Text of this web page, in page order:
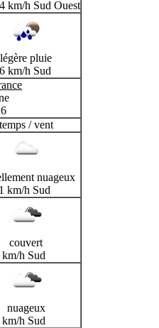
km/h Sud Ouest
légère pluie
km/h Sud
temps / vent
nuageux
km/h Sud
couvert
h Sud
nuageux
h Sud